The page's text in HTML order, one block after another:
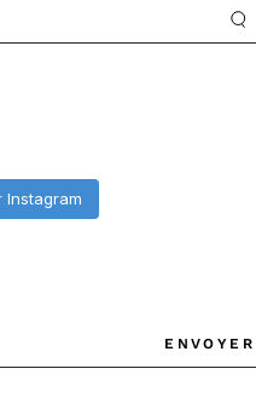
Instagram
ENVOYER